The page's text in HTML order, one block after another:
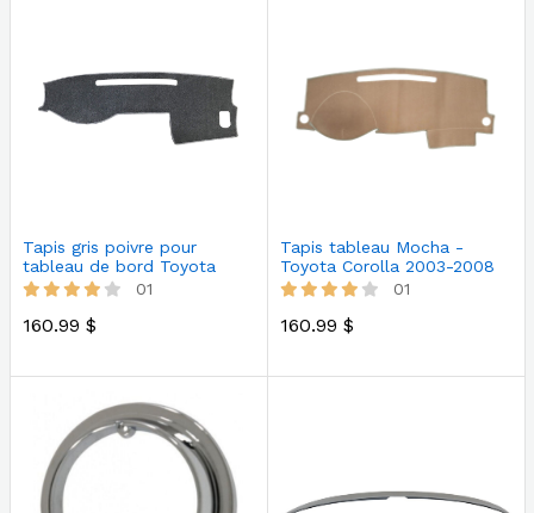
Tapis gris poivre pour
tableau de bord Toyota
Tacoma 2…
01
160.99 $
Tapis tableau Mocha -
Toyota Corolla 2003-2008
01
160.99 $